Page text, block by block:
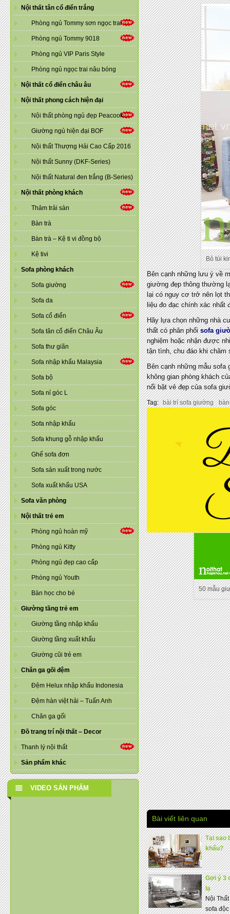
Nội thất tân cổ điển trắng
Phòng ngủ Tommy sơn ngọc trai
Phòng ngủ Tommy 9018
Phòng ngủ VIP Paris Style
Phòng ngủ ngọc trai nâu bóng
Nội thất cổ điển châu âu
Nội thất phong cách hiện đại
Nội thất phòng ngủ đẹp Peacook
Giường ngủ hiện đại BOF
Nội thất Thượng Hải Cao Cấp 2016
Nội thất Sunny (DKF-Series)
Nội thất Natural đen trắng (B-Series)
Nội thất phòng khách
Thảm trải sàn
Bàn trà
Bàn trà – Kệ ti vi đồng bộ
Kệ tivi
Sofa phòng khách
Sofa giường
Sofa da
Sofa cổ điển
Sofa tân cổ điển Châu Âu
Sofa thư giãn
Sofa nhập khẩu Malaysia
Sofa bộ
Sofa nỉ góc L
Sofa góc
Sofa nhập khẩu
Sofa khung gỗ nhập khẩu
Ghế sofa đơn
Sofa sản xuất trong nước
Sofa xuất khẩu USA
Sofa văn phòng
Nội thất trẻ em
Phòng ngủ hoàn mỹ
Phòng ngủ Kitty
Phòng ngủ đẹp cao cấp
Phòng ngủ Youth
Bàn học cho bé
Giường tầng trẻ em
Giường tầng nhập khẩu
Giường tầng xuất khẩu
Giường cũi trẻ em
Chăn ga gối đệm
Đệm Helux nhập khẩu Indonesia
Đệm hàn việt hải – Tuấn Anh
Chăn ga gối
Đồ trang trí nội thất – Decor
Thanh lý nội thất
Sản phẩm khác
VIDEO SẢN PHẨM
Bỏ túi
Bên cạnh những lưu ý về
giường đẹp thông thường
lại có nguy cơ trở nên lọt
liệu đo đạc chính xác
Hãy lựa chọn những nhà
thất có phân phốisofa
nghiệm hoặc nhận được
tận tình, chu đáo khi chăm
Bên cạnh những mẫu
không gian phòng khách
nổi bật vẻ đẹp của sofa
Tag: bài trí sofa giường
50 mẫu
Bài viết liên quan
Tại sao
khẩu?
Gợi ý 3
lạ
Nội
sofa